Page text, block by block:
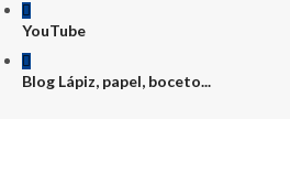
YouTube
Blog Lápiz, papel, boceto...